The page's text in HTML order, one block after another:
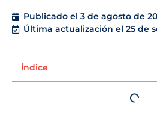
Publicado el 3 de agosto de
Última actualización el 25 de
Índice